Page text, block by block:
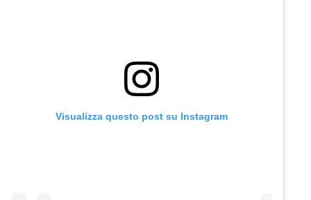
Visualizza questo post su Instagram